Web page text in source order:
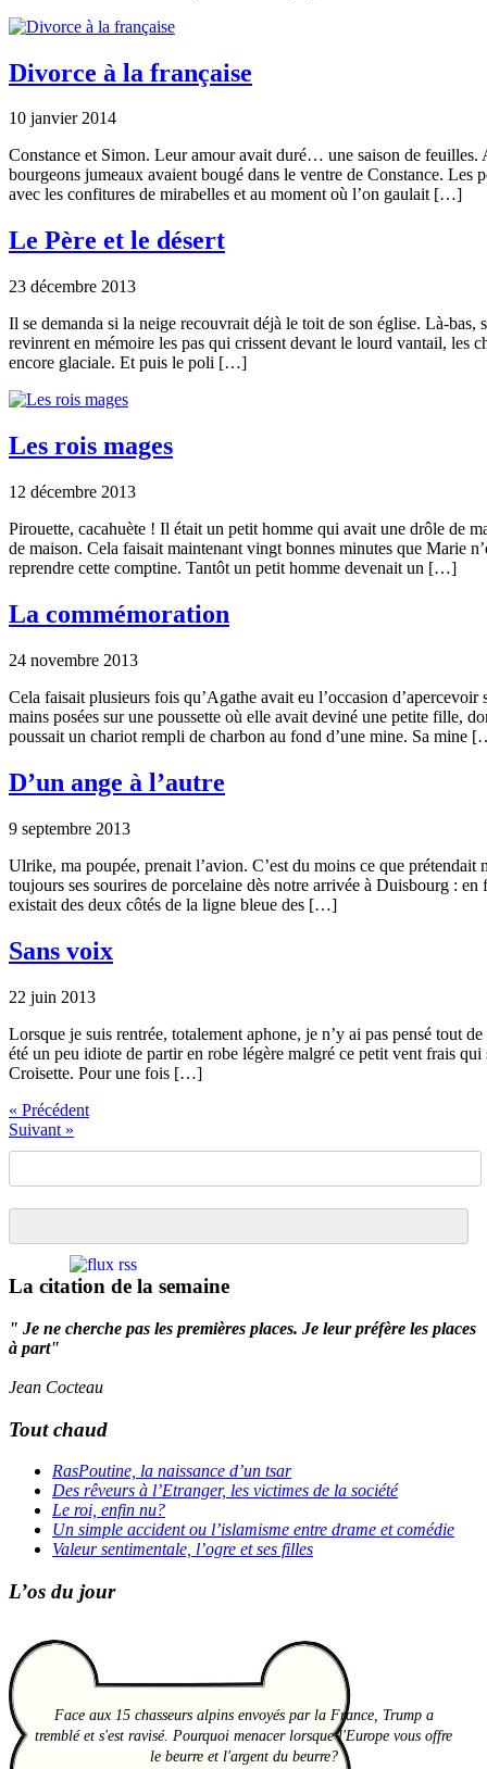
Divorce à la française
10 janvier 2014
Constance et Simon. Leur amour avait duré… une saison de feuilles.
bourgeons jumeaux avaient bougé dans le ventre de Constance. Les
avec les confitures de mirabelles et au moment où l’on gaulait […]
Le Père et le désert
23 décembre 2013
Il se demanda si la neige recouvrait déjà le toit de son église. Là-bas,
revinrent en mémoire les pas qui crissent devant le lourd vantail, les
encore glaciale. Et puis le poli […]
Les rois mages
12 décembre 2013
Pirouette, cacahuète ! Il était un petit homme qui avait une drôle de
de maison. Cela faisait maintenant vingt bonnes minutes que Marie
reprendre cette comptine. Tantôt un petit homme devenait un […]
La commémoration
24 novembre 2013
Cela faisait plusieurs fois qu’Agathe avait eu l’occasion d’apercevoir
mains posées sur une poussette où elle avait deviné une petite fille,
poussait un chariot rempli de charbon au fond d’une mine. Sa mine
D’un ange à l’autre
9 septembre 2013
Ulrike, ma poupée, prenait l’avion. C’est du moins ce que prétendait
toujours ses sourires de porcelaine dès notre arrivée à Duisbourg :
existait des deux côtés de la ligne bleue des […]
Sans voix
22 juin 2013
Lorsque je suis rentrée, totalement aphone, je n’y ai pas pensé tout
été un peu idiote de partir en robe légère malgré ce petit vent frais qui
Croisette. Pour une fois […]
« Précédent
Suivant »
La citation de la semaine
" Je ne cherche pas les premières places. Je leur préfère les places
à part"
Jean Cocteau
Tout chaud
RasPoutine, la naissance d’un tsar
Des rêveurs à l’Etranger, les victimes de la société
Le roi, enfin nu?
Un simple accident ou l’islamisme entre drame et comédie
Valeur sentimentale, l’ogre et ses filles
L’os du jour
Face aux 15 chasseurs alpins envoyés par la France, Trump a
tremblé et s'est ravisé. Pourquoi menacer lorsque l'Europe vous offre
le beurre et l'argent du beurre?